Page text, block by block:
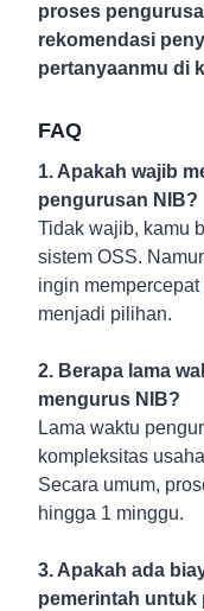
proses
rekomendasi
pertanyaanmu di
FAQ
1. Apakah wajib
pengurusan NIB?
Tidak wajib, kamu
sistem OSS.
ingin
menjadi pilihan.
2. Berapa lama
mengurus NIB?
Lama waktu
kompleksitas
Secara umum,
hingga 1 minggu.
3. Apakah ada
pemerintah untuk